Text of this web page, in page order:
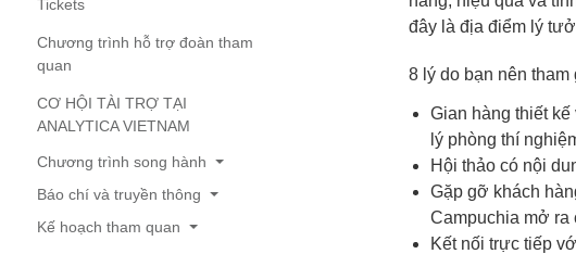
Tickets
Chương trình hỗ trợ đoàn tham
quan
CƠ HỘI TÀI TRỢ TẠI
ANALYTICA VIETNAM
Chương trình song hành
Hội nghị khoa học
Sự kiện song hành
Báo chí và truyền thông
Thông cáo báo chí
Kế hoạch tham quan
đây là địa điểm lý
8 lý do bạn nên
Gian hàng thiết
lý phòng thí
Hội thảo có nội
Gặp gỡ khách
Campuchia mở ra
Kết nối trực tiếp